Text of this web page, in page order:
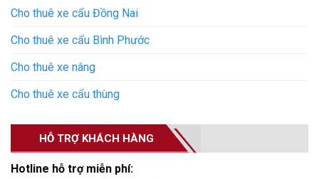
Cho thuê xe cẩu Đồng Nai
Cho thuê xe cẩu Bình Phước
Cho thuê xe nâng
Cho thuê xe cẩu thùng
HỖ TRỢ KHÁCH HÀNG
Hotline hỗ trợ miễn phí: